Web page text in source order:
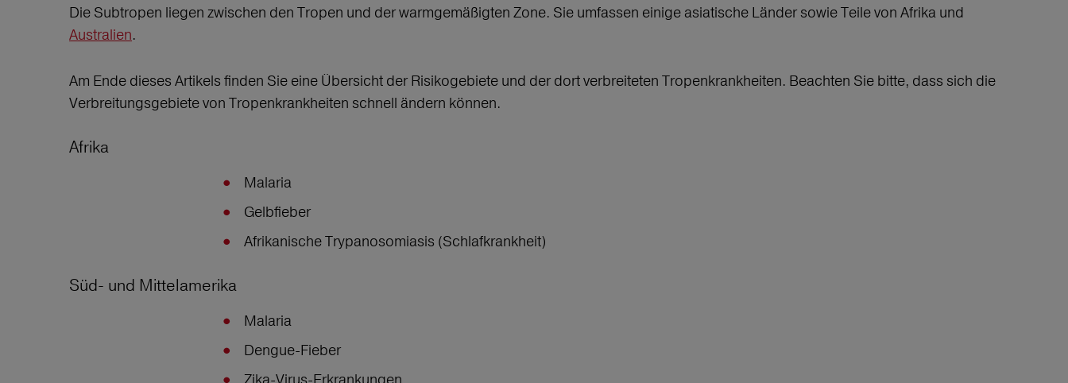
Die Subtropen liegen zwischen den Tropen und der warmgemäßigten Zone. Sie umfassen einige asiatische Länder sowie Teile von Afrika und
Australien.
Am Ende dieses Artikels finden Sie eine Übersicht der Risikogebiete und der dort verbreiteten Tropenkrankheiten. Beachten Sie bitte, dass sich die
Verbreitungsgebiete von Tropenkrankheiten schnell ändern können.
Afrika
Malaria
Gelbfieber
Afrikanische Trypanosomiasis (Schlafkrankheit)
Süd- und Mittelamerika
Malaria
Dengue-Fieber